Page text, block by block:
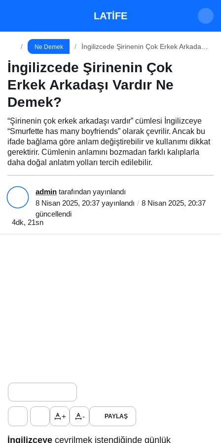
LATİFE
Ne Demek
İngilizcede Şirinenin Çok Erkek Arkadaşı
İngilizcede Şirinenin Çok
Erkek Arkadaşı Vardır Ne
Demek?
“Şirinenin çok erkek arkadaşı vardır” cümlesi İngilizceye
“Smurfette has many boyfriends” olarak çevrilir. Ancak bu
ifade bağlama göre anlam değiştirebilir ve kullanımı dikkat
gerektirir. Cümlenin anlamını bozmadan farklı kalıplarla
daha doğal anlatım yolları tercih edilebilir.
admin tarafından yayınlandı
8 Nisan 2025, 20:37 yayınlandı
8 Nisan 2025, 20:37
güncellendi
4dk, 21sn
+ - PAYLAŞ
İngilizceyeçevrilmek istendiğinde günlük
İngilizcede Şirinenin Çok Erkek Arkadaşı
Vardır Ne Demek?
Yorum Yap